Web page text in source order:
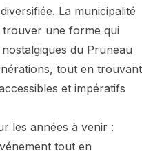
La municipalité
une forme qui
du Pruneau
tout en trouvant
et impératifs
les années à venir :
tout en